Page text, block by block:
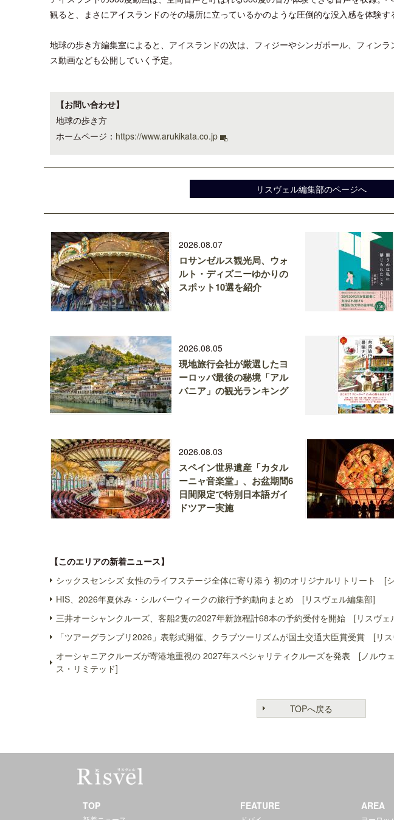
観ると、まさにアイスランドのその場所に立っているかのような圧倒的な没入感を体験す
地球の歩き方編集室によると、アイスランドの次は、フィジーやシンガポール、フィン
ス動画なども公開していく予定。
【お問い合わせ】
地球の歩き方
ホームページ： https://www.arukikata.co.jp
リスヴェル編集部のページへ
2026.08.07
ロサンゼルス観光局、ウォ
ルト・ディズニーゆかりの
スポット10選を紹介
2026.08.05
現地旅行会社が厳選したヨ
ーロッパ最後の秘境「アル
バニア」の観光ランキング
2026.08.03
スペイン世界遺産「カタル
ーニャ音楽堂」、お盆期間6
日間限定で特別日本語ガイ
ドツアー実施
【このエリアの新着ニュース】
シックスセンシズ 女性のライフステージ全体に寄り添う 初のオリジナルリトリート [
HIS、2026年夏休み・シルバーウィークの旅行予約動向まとめ [リスヴェル編集部]
三井オーシャンクルーズ、客船2隻の2027年新旅程計68本の予約受付を開始 [リスヴェ
「ツアーグランプリ2026」表彰式開催、クラブツーリズムが国土交通大臣賞受賞 [リ
オーシャニアクルーズが寄港地重視の 2027年スペシャリティクルーズを発表 [ノルウ
ス・リミテッド]
TOPへ戻る
TOP FEATURE AREA